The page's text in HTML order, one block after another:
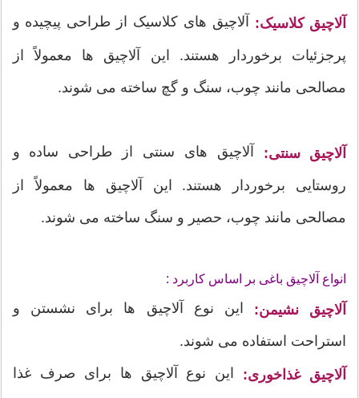
آلاچیق کلاسیک: آلاچیق های کلاسیک از طراحی پیچیده و
پرجزئیات برخوردار هستند. این آلاچیق ها معمولاً از
مصالحی مانند چوب، سنگ و گچ ساخته می شوند.
آلاچیق سنتی: آلاچیق های سنتی از طراحی ساده و
روستایی برخوردار هستند. این آلاچیق ها معمولاً از
مصالحی مانند چوب، حصیر و سنگ ساخته می شوند.
انواع آلاچیق باغی بر اساس کاربرد :
آلاچیق نشیمن: این نوع آلاچیق ها برای نشستن و
استراحت استفاده می شوند.
آلاچیق غذاخوری: این نوع آلاچیق ها برای صرف غذا